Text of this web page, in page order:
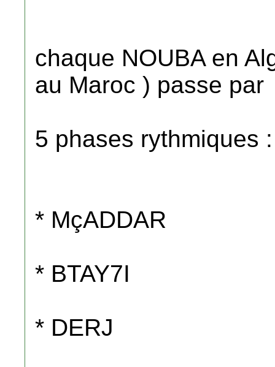
chaque NOUBA en
au Maroc ) passe par
5 phases rythmiques :
* MçADDAR
* BTAY7I
* DERJ